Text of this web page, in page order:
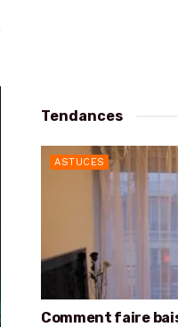
Tendances
ASTUCES
Comment faire